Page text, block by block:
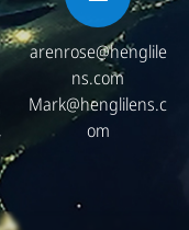
arenrose@henglile
ns.com
Mark@henglilens.c
om